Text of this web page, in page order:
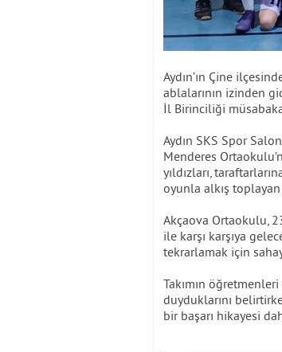
Aydın’ın Çine
ablalarının izinden
İl Birinciliği
Aydın SKS Spor
Menderes
yıldızları,
oyunla alkış
Akçaova Ortaokulu,
ile karşı karşıya
tekrarlamak için
Takımın
duyduklarını
bir başarı hikayesi